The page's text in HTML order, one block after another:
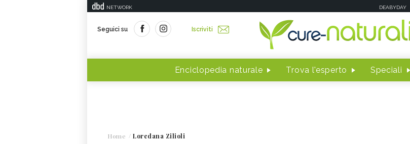
NETWORK DEABYDAY
Seguici su Iscriviti
Enciclopedia naturale Trova l'esperto Speciali
Home Loredana Zilioli